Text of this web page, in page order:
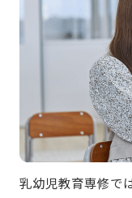
乳幼児教育専修で